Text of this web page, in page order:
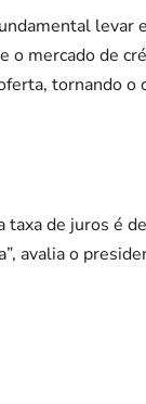
levar
o mercado de
tornando
de juros é
avalia o